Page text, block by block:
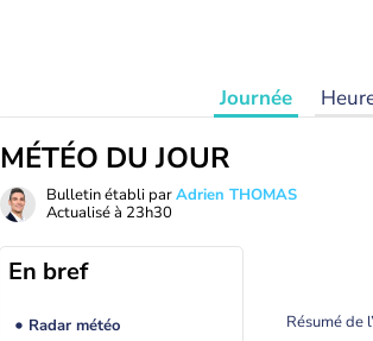
Journée
MÉTÉO DU JOUR
Bulletin établi parAdrien THOMAS
Actualisé à 23h30
En bref
Radar météo
Résumé de